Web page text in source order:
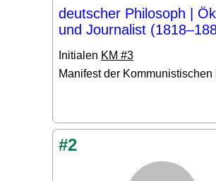
deutscher Philosoph |
und Journalist
Initialen KM #3
Manifest der Kommunistischen
#2